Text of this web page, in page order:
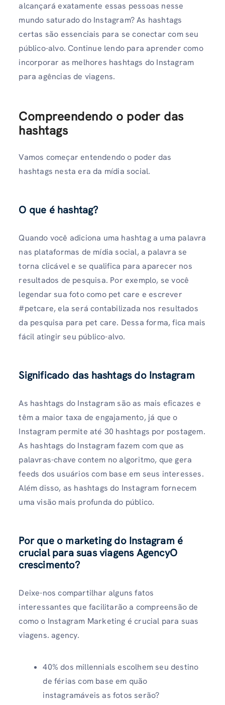
alcançará exatamente essas pessoas nesse
mundo saturado do Instagram? As hashtags
certas são essenciais para se conectar com seu
público-alvo. Continue lendo para aprender como
incorporar as melhores hashtags do Instagram
para agências de viagens.
Compreendendo o poder das
hashtags
Vamos começar entendendo o poder das
hashtags nesta era da mídia social.
O que é hashtag?
Quando você adiciona uma hashtag a uma palavra
nas plataformas de mídia social, a palavra se
torna clicável e se qualifica para aparecer nos
resultados de pesquisa. Por exemplo, se você
legendar sua foto como pet care e escrever
#petcare, ela será contabilizada nos resultados
da pesquisa para pet care. Dessa forma, fica mais
fácil atingir seu público-alvo.
Significado das hashtags do Instagram
As hashtags do Instagram são as mais eficazes e
têm a maior taxa de engajamento, já que o
Instagram permite até 30 hashtags por postagem.
As hashtags do Instagram fazem com que as
palavras-chave contem no algoritmo, que gera
feeds dos usuários com base em seus interesses.
Além disso, as hashtags do Instagram fornecem
uma visão mais profunda do público.
Por que o marketing do Instagram é
crucial para suas viagens AgencyO
crescimento?
Deixe-nos compartilhar alguns fatos
interessantes que facilitarão a compreensão de
como o Instagram Marketing é crucial para suas
viagens. agency.
40% dos millennials escolhem seu destino
de férias com base em quão
instagramáveis ​​as fotos serão?